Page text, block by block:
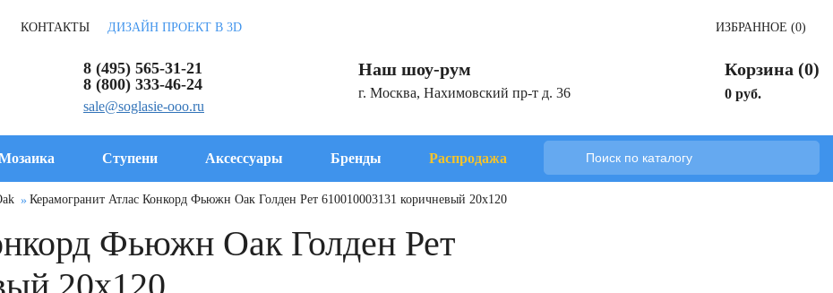
КОНТАКТЫ ДИЗАЙН ПРОЕКТ В 3D ИЗБРАННОЕ (0)
8 (495) 565-31-21
8 (800) 333-46-24
sale@soglasie-ooo.ru
Наш шоу-рум
г. Москва, Нахимовский пр-т д. 36
Корзина (0)
0 руб.
Ступени Аксессуары Бренды Распродажа
Керамогранит Атлас Конкорд Фьюжн Оак Голден Рет 610010003131 коричневый 20x120
Фьюжн Оак Голден Рет